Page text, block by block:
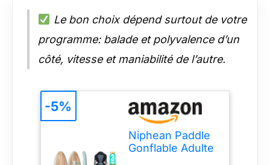
Le bon choix dépend surtout de votre
programme: balade et polyvalence d’un
côté, vitesse et maniabilité de l’autre.
Niphean Paddle
Gonflable Adulte
-5%